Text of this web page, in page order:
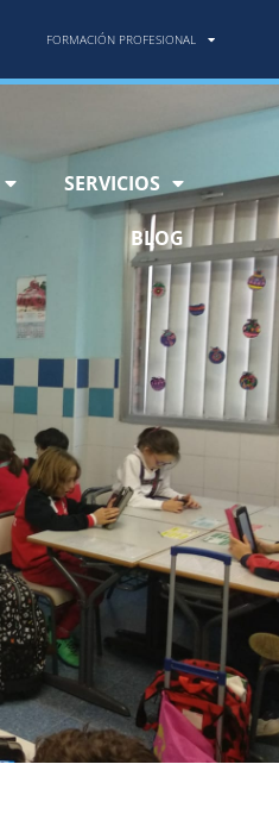
FORMACIÓN PROFESIONAL
SERVICIOS
BLOG